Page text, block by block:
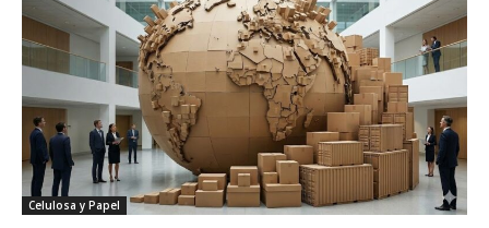
Celulosa y Papel